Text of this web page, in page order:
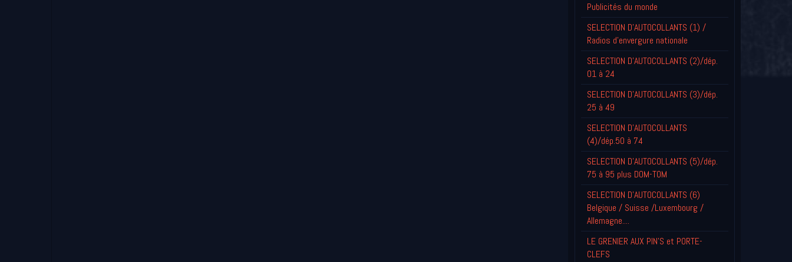
Publicités du monde
SELECTION D'AUTOCOLLANTS (1) /
Radios d'envergure nationale
SELECTION D'AUTOCOLLANTS (2)/dép.
01 à 24
SELECTION D'AUTOCOLLANTS (3)/dép.
25 à 49
SELECTION D'AUTOCOLLANTS
(4)/dép.50 à 74
SELECTION D'AUTOCOLLANTS (5)/dép.
75 à 95 plus DOM-TOM
SELECTION D'AUTOCOLLANTS (6)
Belgique / Suisse /Luxembourg /
Allemagne....
LE GRENIER AUX PIN'S et PORTE-
CLEFS